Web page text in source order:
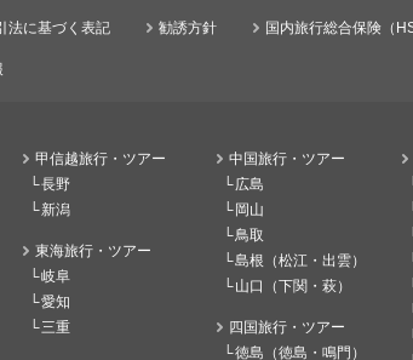
法に基づく表記 勧誘方針 国内旅行総合保険（
甲信越旅行・ツアー
長野
新潟
東海旅行・ツアー
岐阜
愛知
三重
中国旅行・ツアー
広島
岡山
鳥取
島根（松江・出雲）
山口（下関・萩）
四国旅行・ツアー
徳島（徳島・鳴門）